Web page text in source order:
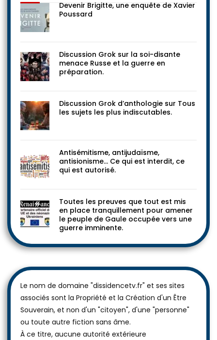
Devenir Brigitte, une enquête de Xavier
Poussard
Discussion Grok sur la soi-disante
menace Russe et la guerre en
préparation.
Discussion Grok d’anthologie sur Tous
les sujets les plus indiscutables.
Antisémitisme, antijudaïsme,
antisionisme… Ce qui est interdit, ce
qui est autorisé.
Toutes les preuves que tout est mis
en place tranquillement pour amener
le peuple de Gaule occupée vers une
guerre imminente.
Le nom de domaine "dissidencetv.fr" et ses sites
associés sont la Propriété et la Création d'un Être
Souverain, et non d'un "citoyen", d'une "personne"
ou toute autre fiction sans âme.
À ce titre, aucune autorité extérieure